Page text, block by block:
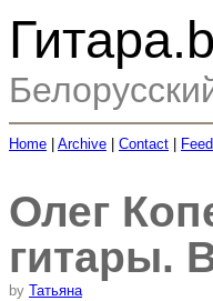
Home Archive Contact
Feed
Олег
гитары.
by Татьяна